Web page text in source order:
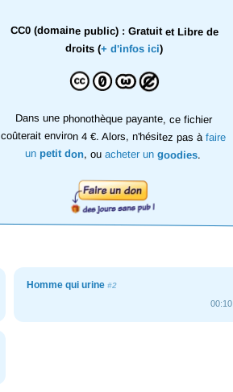
CC0 (domaine public) : Gratuit et Libre de
droits (+ d'infos ici)
Dans une phonothèque payante, ce fichier
coûterait environ 4 €. Alors, n'hésitez pas àfaire
un petit don, ouacheter ungoodies.
Homme qui urine#2
00:10